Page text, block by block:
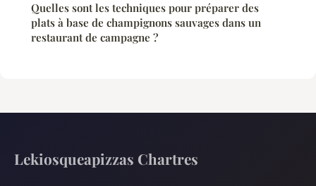
Quelles sont les techniques pour préparer des
plats à base de champignons sauvages dans un
restaurant de campagne ?
Lekiosqueapizzas Chartres